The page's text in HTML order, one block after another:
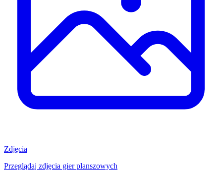
Zdjęcia
Przeglądaj zdjęcia gier planszowych